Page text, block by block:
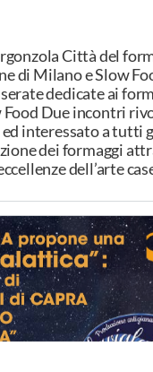
alla scoperta
di formaggi
è in
a Refrancore (Asti).